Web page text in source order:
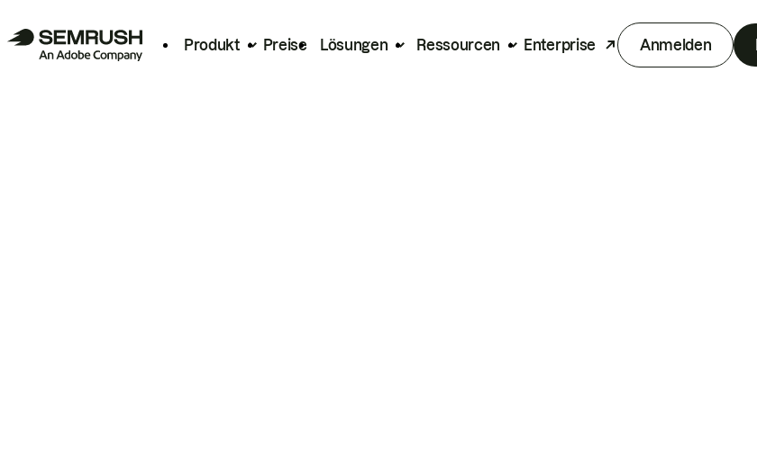
Produkt Preise Lösungen Ressourcen Enterprise Anmelden